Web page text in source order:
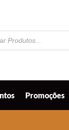
Promoções